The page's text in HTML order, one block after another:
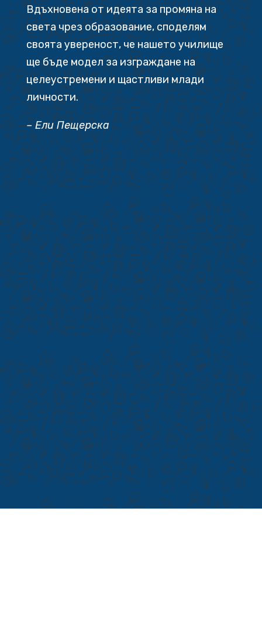
Вдъхновена от идеята за промяна на
света чрез образование, споделям
своята увереност, че нашето училище
ще бъде модел за изграждане на
целеустремени и щастливи млади
личности.
– Ели Пещерска